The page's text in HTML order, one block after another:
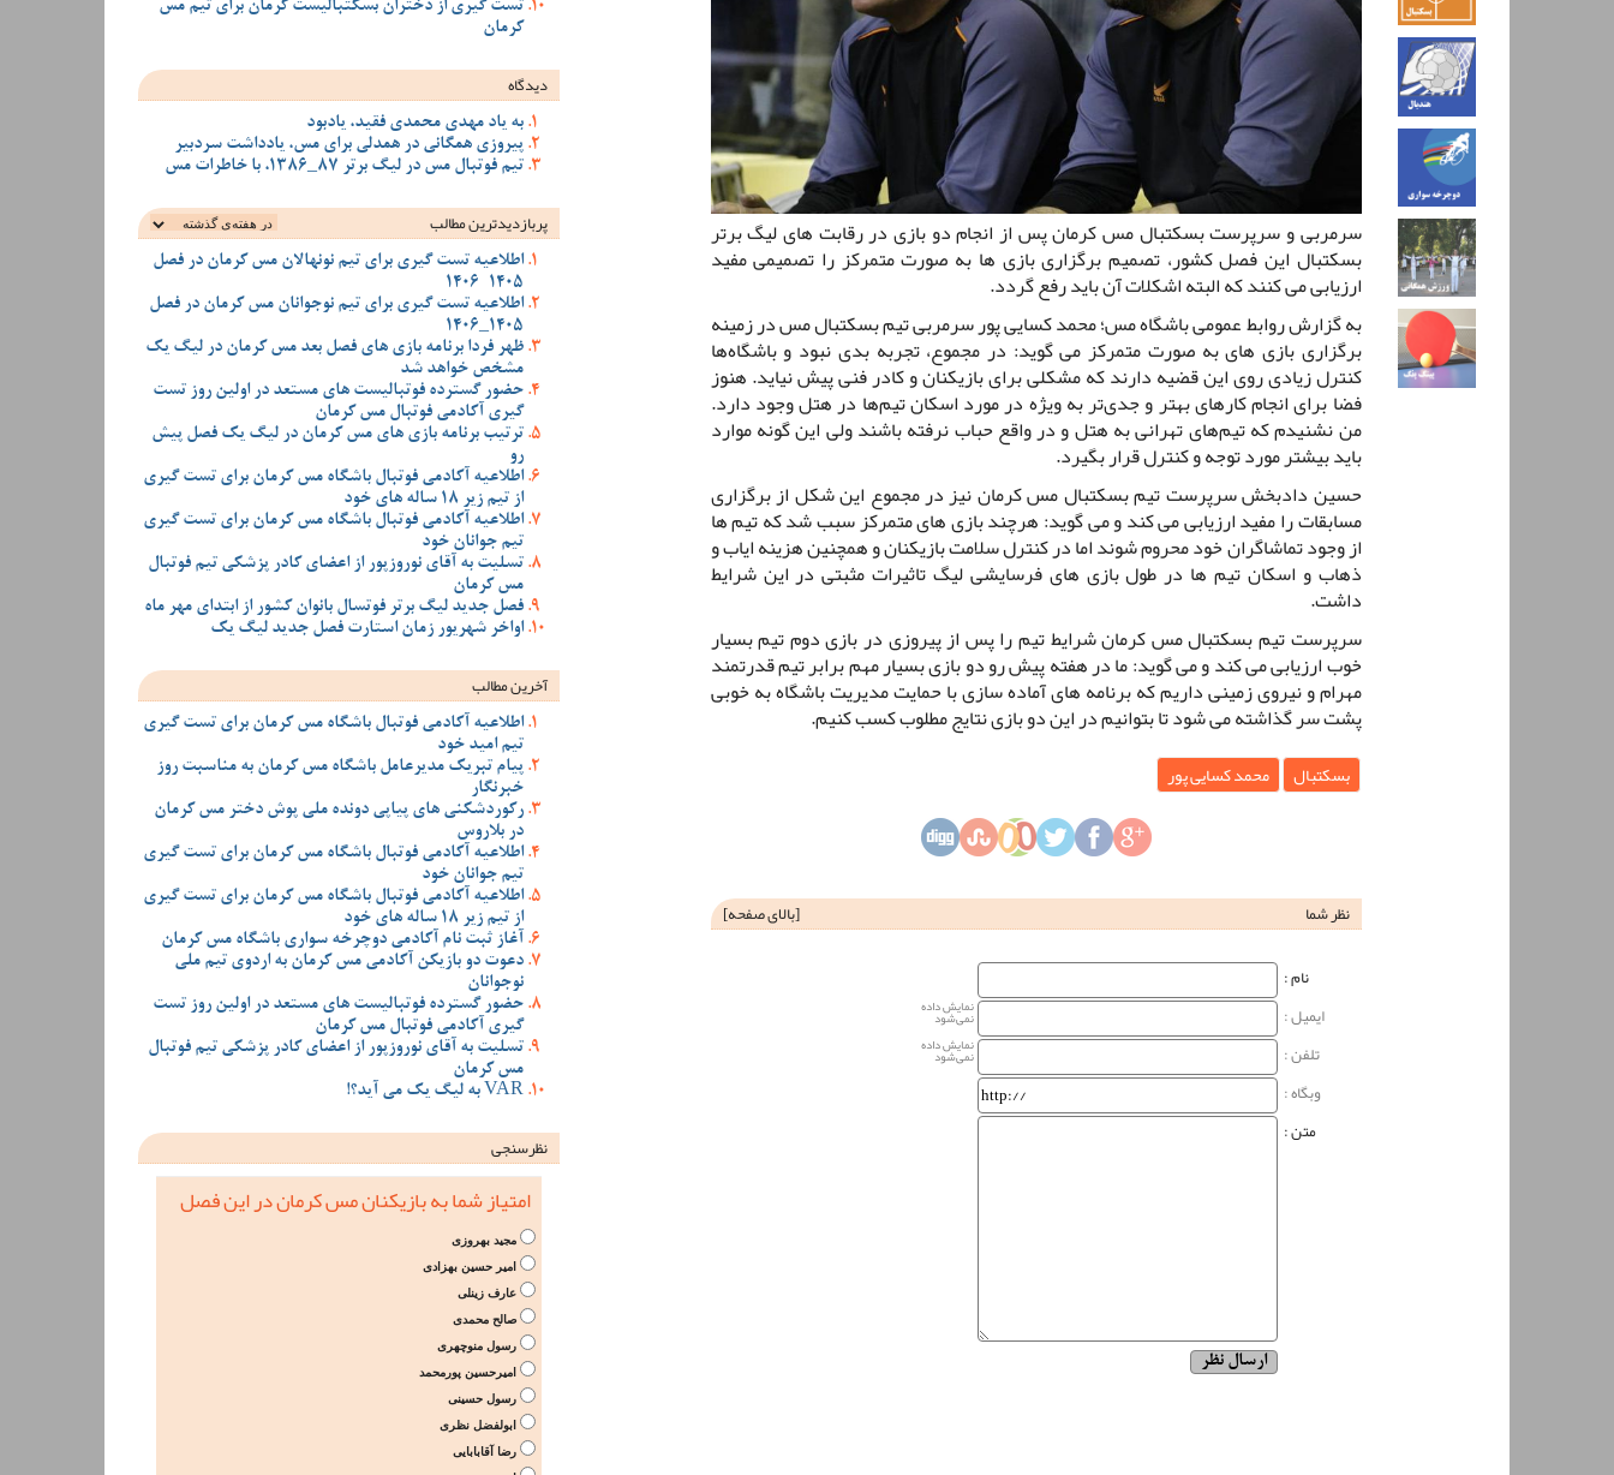
سرمربی و سرپرست بسکتبال مس کرمان پس از انجام دو بازی در رقابت های لیگ برتر
بسکتبال این فصل کشور، تصمیم برگزاری بازی ها به صورت متمرکز را تصمیمی مفید
ارزیابی می کنند که البته اشکلات آن باید رفع گردد.
به گزارش روابط عمومی باشگاه مس؛ محمد کسایی پور سرمربی تیم بسکتبال مس در زمینه
برگزاری بازی های به صورت متمرکز می گوید: در مجموع، تجربه بدی نبود و باشگاه‌ها
کنترل زیادی روی این قضیه دارند که مشکلی برای بازیکنان و کادر فنی پیش نیاید. هنوز
فضا برای انجام کارهای بهتر و جدی‌تر به ویژه در مورد اسکان تیم‌ها در هتل وجود دارد.
من نشنیدم که تیم‌های تهرانی به هتل و در واقع حباب نرفته باشند ولی این گونه موارد
باید بیشتر مورد توجه و کنترل قرار بگیرد.
حسین دادبخش سرپرست تیم بسکتبال مس کرمان نیز در مجموع این شکل از برگزاری
مسابقات را مفید ارزیابی می کند و می گوید: هرچند بازی های متمرکز سبب شد که تیم ها
از وجود تماشاگران خود محروم شوند اما در کنترل سلامت بازیکنان و همچنین هزینه ایاب و
ذهاب و اسکان تیم ها در طول بازی های فرسایشی لیگ تاثیرات مثبتی در این شرایط
داشت.
سرپرست تیم بسکتبال مس کرمان شرایط تیم را پس از پیروزی در بازی دوم تیم بسیار
خوب ارزیابی می کند و می گوید: ما در هفته پیش رو دو بازی بسیار مهم برابر تیم قدرتمند
مهرام و نیروی زمینی داریم که برنامه های آماده سازی با حمایت مدیریت باشگاه به خوبی
پشت سر گذاشته می شود تا بتوانیم در این دو بازی نتایج مطلوب کسب کنیم.
بسکتبال محمد کسایی پور
نظر شما [بالای صفحه]
نام‌ :
ایمیل :
نمایش داده
نمی‌شود
تلفن : نمایش داده
نمی‌شود
وبگاه‌ :
متن :
تست گیری از دختران بسکتبالیست کرمان برای تیم مس
کرمان
دیدگاه
به یاد مهدی محمدی فقید، یادبود
پیروزی همگانی در همدلی برای مس، یادداشت سردبیر
تیم فوتبال مس در لیگ برتر 87_1386، با خاطرات مس
پربازدیدترین‌ مطالب
اطلاعیه تست گیری برای تیم نونهالان مس کرمان در فصل
1405-1406
اطلاعیه تست گیری برای تیم نوجوانان مس کرمان در فصل
1405_1406
ظهر فردا برنامه بازی های فصل بعد مس کرمان در لیگ یک
مشخص خواهد شد
حضور گسترده فوتبالیست های مستعد در اولین روز تست
گیری آکادمی فوتبال مس کرمان
ترتیب برنامه بازی های مس کرمان در لیگ یک فصل پیش
رو
اطلاعیه آکادمی فوتبال باشگاه مس کرمان برای تست گیری
از تیم زیر 18 ساله های خود
اطلاعیه آکادمی فوتبال باشگاه مس کرمان برای تست گیری
تیم جوانان خود
تسلیت به آقای نوروزپور از اعضای کادر پزشکی تیم فوتبال
مس کرمان
فصل جدید لیگ برتر فوتسال بانوان کشور از ابتدای مهر ماه
اواخر شهریور زمان استارت فصل جدید لیگ یک
آخرین مطالب
اطلاعیه آکادمی فوتبال باشگاه مس کرمان برای تست گیری
تیم امید خود
پیام تبریک مدیرعامل باشگاه مس کرمان به مناسبت روز
خبرنگار
رکوردشکنی های پیاپی دونده ملی پوش دختر مس کرمان
در بلاروس
اطلاعیه آکادمی فوتبال باشگاه مس کرمان برای تست گیری
تیم جوانان خود
اطلاعیه آکادمی فوتبال باشگاه مس کرمان برای تست گیری
از تیم زیر 18 ساله های خود
آغاز ثبت نام آکادمی دوچرخه سواری باشگاه مس کرمان
دعوت دو بازیکن آکادمی مس کرمان به اردوی تیم ملی
نوجوانان
حضور گسترده فوتبالیست های مستعد در اولین روز تست
گیری آکادمی فوتبال مس کرمان
تسلیت به آقای نوروزپور از اعضای کادر پزشکی تیم فوتبال
مس کرمان
VAR به لیگ یک می آید؟!
نظرسنجی
امتیاز شما به بازیکنان مس کرمان در این فصل
مجید بهروزی
امیر حسین بهزادی
عارف زینلی
صالح محمدی
رسول منوچهری
امیرحسین پورمحمد
رسول حسینی
ابولفضل نظری
رضا آقابابایی